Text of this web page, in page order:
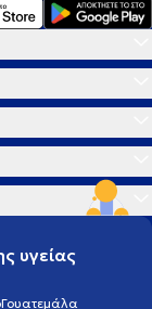
υγείας
Γουατεμάλα